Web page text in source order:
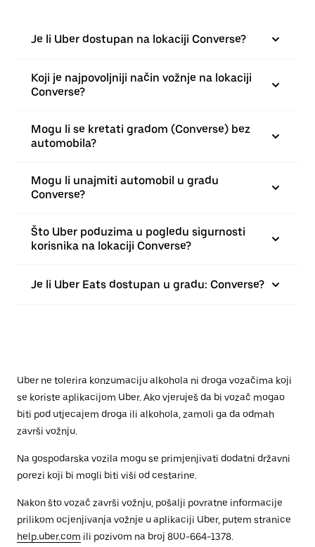
Je li Uber dostupan na lokaciji Converse?
Koji je najpovoljniji način vožnje na lokaciji
Converse?
Mogu li se kretati gradom (Converse) bez
automobila?
Mogu li unajmiti automobil u gradu
Converse?
Što Uber poduzima u pogledu sigurnosti
korisnika na lokaciji Converse?
Je li Uber Eats dostupan u gradu: Converse?
Uber ne tolerira konzumaciju alkohola ni droga vozačima koji
se koriste aplikacijom Uber. Ako vjeruješ da bi vozač mogao
biti pod utjecajem droga ili alkohola, zamoli ga da odmah
završi vožnju.
Na gospodarska vozila mogu se primjenjivati dodatni državni
porezi koji bi mogli biti viši od cestarine.
Nakon što vozač završi vožnju, pošalji povratne informacije
prilikom ocjenjivanja vožnje u aplikaciji Uber, putem stranice
help.uber.com ili pozivom na broj 800-664-1378.